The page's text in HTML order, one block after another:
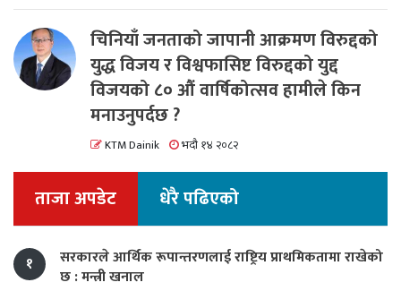
चिनियाँ जनताको जापानी आक्रमण विरुद्दको
युद्ध विजय र विश्वफासिष्ट विरुद्दको युद्द
विजयको ८० औं वार्षिकोत्सव हामीले किन
मनाउनुपर्दछ ?
KTM Dainik भदौ १४ २०८२
ताजा अपडेट धेरै पढिएको
१
सरकारले आर्थिक रूपान्तरणलाई राष्ट्रिय प्राथमिकतामा राखेको
छ : मन्त्री खनाल